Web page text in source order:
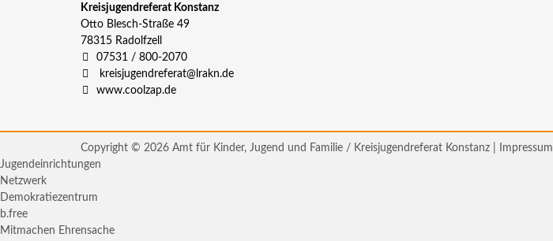
Kreisjugendreferat Konstanz
Otto Blesch-Straße 49
78315 Radolfzell
07531 / 800-2070
kreisjugendreferat@lrakn.de
www.coolzap.de
Copyright © 2026 Amt für Kinder, Jugend und Familie / Kreisjugendreferat Konstanz | Impressum
Jugendeinrichtungen
Netzwerk
Demokratiezentrum
b.free
Mitmachen Ehrensache